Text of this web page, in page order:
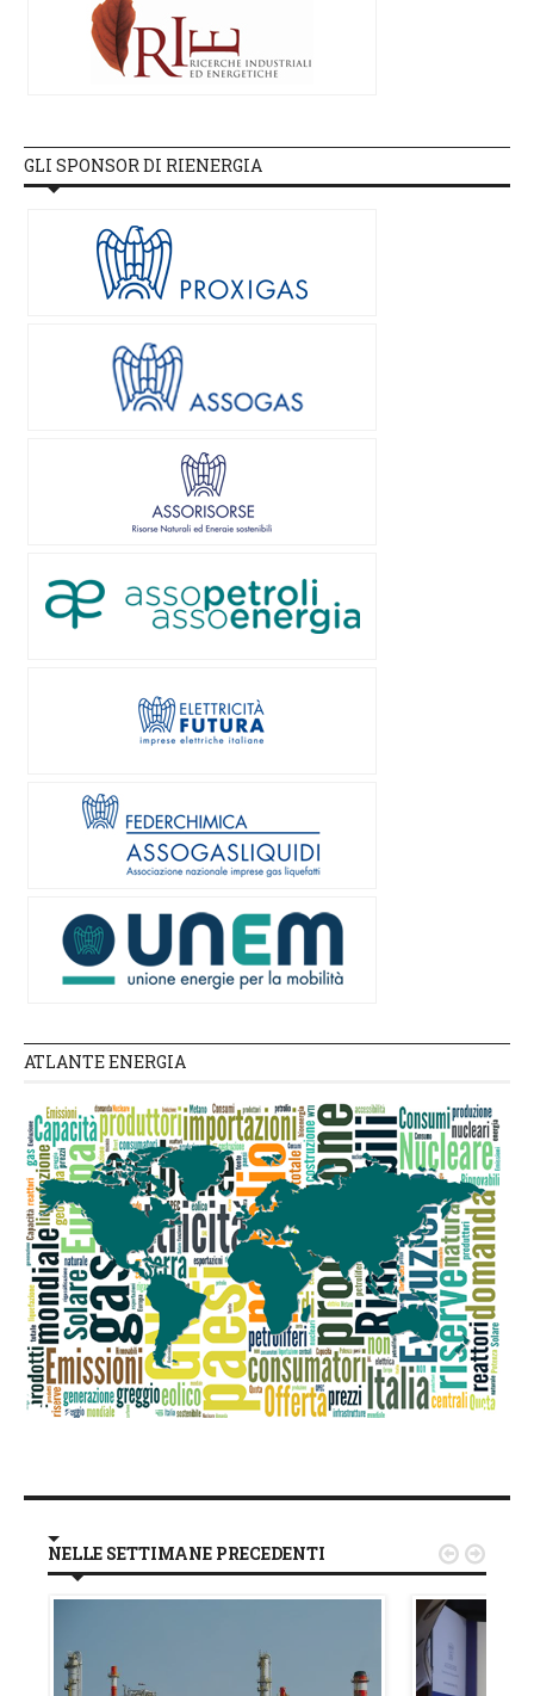
GLI SPONSOR DI RIENERGIA
ATLANTE ENERGIA
NELLE SETTIMANE PRECEDENTI  